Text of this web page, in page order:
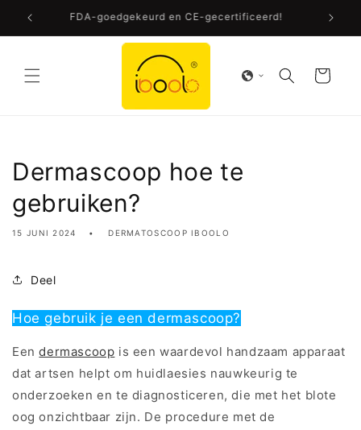
naar de
content
FDA-goedgekeurd en CE-gecertificeerd!
Winkelwagen
Dermascoop hoe te
gebruiken?
15 JUNI 2024 DERMATOSCOOP IBOOLO
Deel
Hoe gebruik je een dermascoop?
Eendermascoop is een waardevol handzaam apparaat
dat artsen helpt om huidlaesies nauwkeurig te
onderzoeken en te diagnosticeren, die met het blote
oog onzichtbaar zijn. De procedure met de